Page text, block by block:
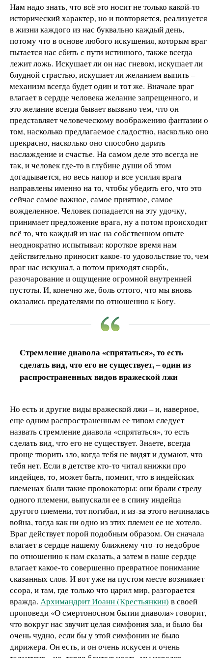
Нам надо знать, что всё это носит не только какой-то
исторический характер, но и повторяется, реализуется
в жизни каждого из нас буквально каждый день,
потому что в основе любого искушения, которым враг
пытается нас сбить с пути истинного, также всегда
лежит ложь. Искушает ли он нас гневом, искушает ли
блудной страстью, искушает ли желанием выпить –
механизм всегда будет один и тот же. Вначале враг
влагает в сердце человека желание запрещенного, и
это желание всегда бывает вызвано тем, что он
представляет человеческому воображению фантазии о
том, насколько предлагаемое сладостно, насколько оно
прекрасно, насколько оно способно дарить
наслаждение и счастье. На самом деле это всегда не
так, и человек где-то в глубине души об этом
догадывается, но весь напор и все усилия врага
направлены именно на то, чтобы убедить его, что это
сейчас самое важное, самое приятное, самое
вожделенное. Человек попадается на эту удочку,
принимает предложение врага, ну а потом происходит
всё то, что каждый из нас на собственном опыте
неоднократно испытывал: короткое время нам
действительно приносит какое-то удовольствие то, чем
враг нас искушал, а потом приходят скорбь,
разочарование и ощущение огромной внутренней
пустоты. И, конечно же, боль оттого, что мы вновь
оказались предателями по отношению к Богу.
Стремление диавола «спрятаться», то есть
сделать вид, что его не существует, – один из
распространенных видов вражеской лжи
Но есть и другие виды вражеской лжи – и, наверное,
еще одним распространенным ее типом следует
назвать стремление диавола «спрятаться», то есть
сделать вид, что его не существует. Знаете, всегда
проще творить зло, когда тебя не видят и думают, что
тебя нет. Если в детстве кто-то читал книжки про
индейцев, то, может быть, помнит, что в индейских
племенах были такие провокаторы: они брали стрелу
одного племени, выпускали ее в спину индейца
другого племени, тот погибал, и из-за этого начиналась
война, тогда как ни одно из этих племен ее не хотело.
Враг действует порой подобным образом. Он сначала
влагает в сердце нашему ближнему что-то недоброе
по отношению к нам сказать, а затем в наше сердце
влагает какое-то совершенно превратное понимание
сказанных слов. И вот уже на пустом месте возникает
ссора, и там, где только что царил мир, разгорается
вражда. Архимандрит Иоанн (Крестьянкин) в своей
проповеди «О смертоносном бытии диавола» говорит,
что вокруг нас звучит целая симфония зла, и было бы
очень чудно, если бы у этой симфонии не было
дирижера. Он есть, и он очень искусен и очень